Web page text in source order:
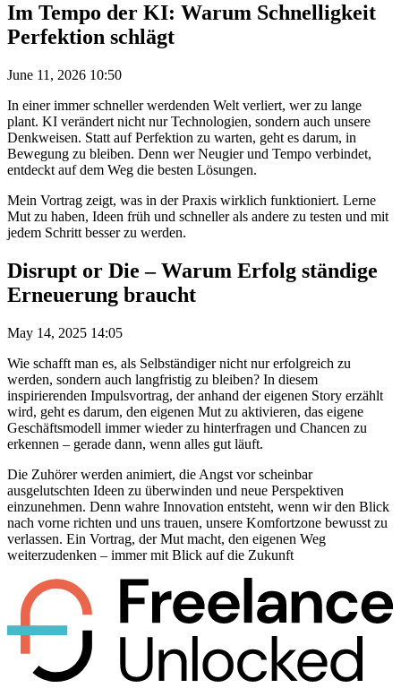
Im Tempo der KI: Warum Schnelligkeit
Perfektion schlägt
June 11, 2026 10:50
In einer immer schneller werdenden Welt verliert, wer zu lange
plant. KI verändert nicht nur Technologien, sondern auch unsere
Denkweisen. Statt auf Perfektion zu warten, geht es darum, in
Bewegung zu bleiben. Denn wer Neugier und Tempo verbindet,
entdeckt auf dem Weg die besten Lösungen.
Mein Vortrag zeigt, was in der Praxis wirklich funktioniert. Lerne
Mut zu haben, Ideen früh und schneller als andere zu testen und mit
jedem Schritt besser zu werden.
Disrupt or Die – Warum Erfolg ständige
Erneuerung braucht
May 14, 2025 14:05
Wie schafft man es, als Selbständiger nicht nur erfolgreich zu
werden, sondern auch langfristig zu bleiben? In diesem
inspirierenden Impulsvortrag, der anhand der eigenen Story erzählt
wird, geht es darum, den eigenen Mut zu aktivieren, das eigene
Geschäftsmodell immer wieder zu hinterfragen und Chancen zu
erkennen – gerade dann, wenn alles gut läuft.
Die Zuhörer werden animiert, die Angst vor scheinbar
ausgelutschten Ideen zu überwinden und neue Perspektiven
einzunehmen. Denn wahre Innovation entsteht, wenn wir den Blick
nach vorne richten und uns trauen, unsere Komfortzone bewusst zu
verlassen. Ein Vortrag, der Mut macht, den eigenen Weg
weiterzudenken – immer mit Blick auf die Zukunft